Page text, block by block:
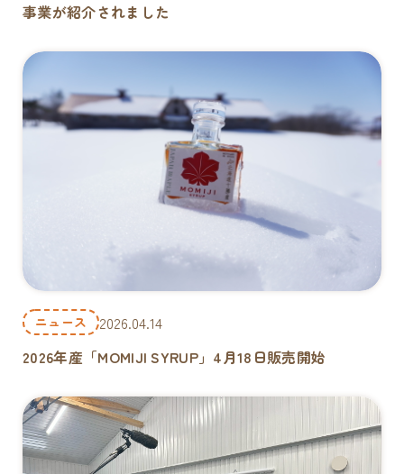
事業が紹介されました
ニュース
2026.04.14
2026年産「MOMIJI SYRUP」4月18日販売開始